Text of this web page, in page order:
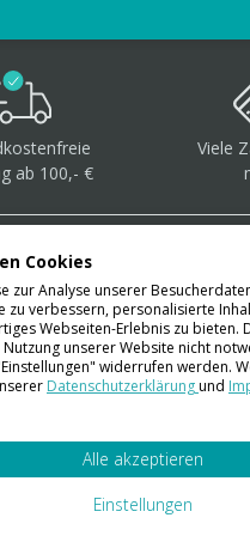
ab 100,- €
Viele
Artikel auf
Cookies
zur Analyse unserer
zu verbessern, personalisierte
Webseiten-Erlebnis zu bieten.
unserer Website nicht
widerrufen werden.
Datenschutzerklärungund
Alle akzeptieren
Einstellungen